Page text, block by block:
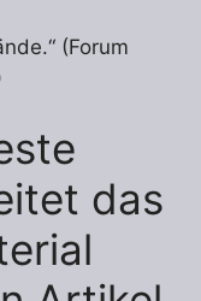
(Forum
das